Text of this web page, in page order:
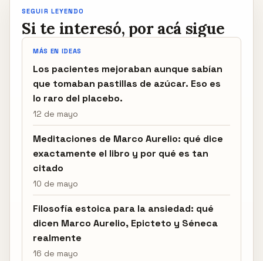
SEGUIR LEYENDO
Si te interesó, por acá sigue
MÁS EN IDEAS
Los pacientes mejoraban aunque sabían
que tomaban pastillas de azúcar. Eso es
lo raro del placebo.
12 de mayo
Meditaciones de Marco Aurelio: qué dice
exactamente el libro y por qué es tan
citado
10 de mayo
Filosofía estoica para la ansiedad: qué
dicen Marco Aurelio, Epicteto y Séneca
realmente
16 de mayo